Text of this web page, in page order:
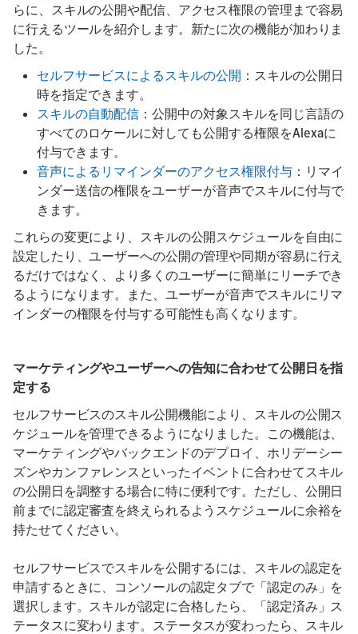
らに、スキルの公開や配信、アクセス権限の管理まで容易
に行えるツールを紹介します。新たに次の機能が加わりま
した。
セルフサービスによるスキルの公開 ：スキルの公開日
時を指定できます。
スキルの自動配信 ：公開中の対象スキルを同じ言語の
すべてのロケールに対しても公開する権限をAlexaに
付与できます。
音声によるリマインダーのアクセス権限付与 ：リマイ
ンダー送信の権限をユーザーが音声でスキルに付与で
きます。
これらの変更により、スキルの公開スケジュールを自由に
設定したり、ユーザーへの公開の管理や同期が容易に行え
るだけではなく、より多くのユーザーに簡単にリーチでき
るようになります。また、ユーザーが音声でスキルにリマ
インダーの権限を付与する可能性も高くなります。
マーケティングやユーザーへの告知に合わせて公開日を指
定する
セルフサービスのスキル公開機能により、スキルの公開ス
ケジュールを管理できるようになりました。この機能は、
マーケティングやバックエンドのデプロイ、ホリデーシー
ズンやカンファレンスといったイベントに合わせてスキル
の公開日を調整する場合に特に便利です。ただし、公開日
前までに認定審査を終えられるようスケジュールに余裕を
持たせてください。
セルフサービスでスキルを公開するには、スキルの認定を
申請するときに、コンソールの認定タブで「認定のみ」を
選択します。スキルが認定に合格したら、「認定済み」ス
テータスに変わります。ステータスが変わったら、スキル